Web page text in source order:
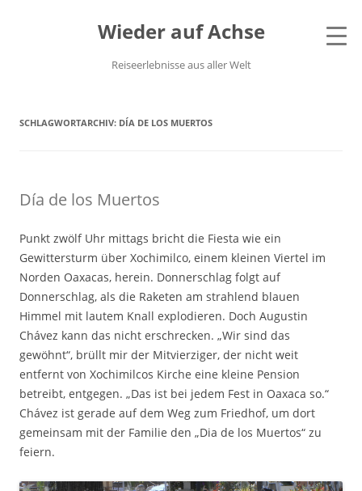
Wieder auf Achse
Reiseerlebnisse aus aller Welt
SCHLAGWORTARCHIV: DÍA DE LOS MUERTOS
Día de los Muertos
Punkt zwölf Uhr mittags bricht die Fiesta wie ein
Gewittersturm über Xochimilco, einem kleinen Viertel im
Norden Oaxacas, herein. Donnerschlag folgt auf
Donnerschlag, als die Raketen am strahlend blauen
Himmel mit lautem Knall explodieren. Doch Augustin
Chávez kann das nicht erschrecken. „Wir sind das
gewöhnt“, brüllt mir der Mitvierziger, der nicht weit
entfernt von Xochimilcos Kirche eine kleine Pension
betreibt, entgegen. „Das ist bei jedem Fest in Oaxaca so.“
Chávez ist gerade auf dem Weg zum Friedhof, um dort
gemeinsam mit der Familie den „Dia de los Muertos“ zu
feiern.